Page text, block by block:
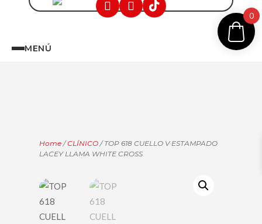
MENÚ
Home/CLÍNICO/ TOP 618 CUELLO V ESTAMPADO
LACEY LLAMA WHITE CROSS
0